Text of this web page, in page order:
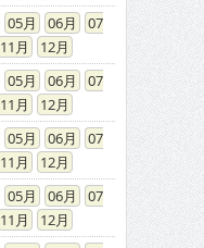
05 06
07
11
12
05 06
07
11
12
05 06
07
11
12
05 06
07
11
12